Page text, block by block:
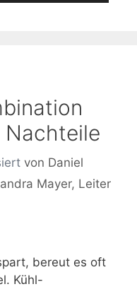
Nachteile
von Daniel
Mayer, Leiter
bereut es oft
Kühl-